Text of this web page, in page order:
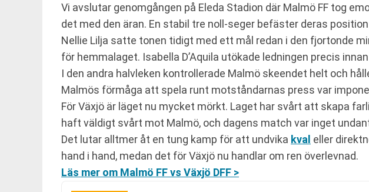
Vi avslutar genomgången på Eleda Stadion där Malmö FF tog
det med den äran. En stabil tre noll-seger befäster deras
Nellie Lilja satte tonen tidigt med ett mål redan i den fjortonde
för hemmalaget. Isabella D’Aquila utökade ledningen precis
I den andra halvleken kontrollerade Malmö skeendet helt och
Malmös förmåga att spela runt motståndarnas press var
För Växjö är läget nu mycket mörkt. Laget har svårt att skapa
haft väldigt svårt mot Malmö, och dagens match var inget
Det lutar alltmer åt en tung kamp för att undvika kval eller
hand i hand, medan det för Växjö nu handlar om ren överlevnad.
Läs mer om Malmö FF vs Växjö DFF >